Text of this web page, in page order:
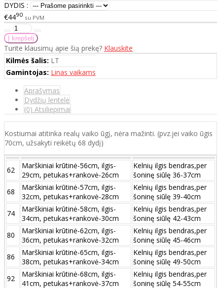
DYDIS :
€4490 su PVM
Turite klausimų apie šią prekę? Klauskite
Kilmės šalis: LT
Gamintojas: Linas vaikams
Aprašymas
Dydžių lentelė
(0) Atsiliepimai
Kostiumai atitinka realų vaiko ūgį, nėra mažinti. (pvz.jei vaiko ūgis
70cm, užsakyti reikėtų 68 dydį)
62
Marškiniai krūtinė-56cm, ilgis-
29cm, petukas+rankovė-26cm
Kelnių ilgis bendras,per
šoninę siūlę 36-37cm
68
Marškiniai krūtinė-57cm, ilgis-
32cm, petukas+rankovė-28cm
Kelnių ilgis bendras,per
šoninę siūlę 39-40cm
74
Marškiniai krūtinė-58cm, ilgis-
34cm, petukas+rankovė-30cm
Kelnių ilgis bendras,per
šoninę siūlę 42-43cm
80
Marškiniai krūtinė-62cm, ilgis-
36cm, petukas+rankovė-32cm
Kelnių ilgis bendras,per
šoninę siūlę 45-46cm
86
Marškiniai krūtinė-65cm, ilgis-
38cm, petukas+rankovė-34cm
Kelnių ilgis bendras,per
šoninę siūlę 49-50cm
92
Marškiniai krūtinė-68cm, ilgis-
41cm, petukas+rankovė-37cm
Kelnių ilgis bendras,per
šoninę siūlę 54-55cm